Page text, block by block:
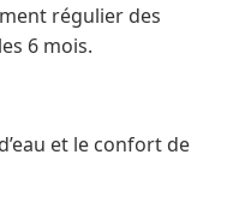
régulier des
6 mois.
et le confort de